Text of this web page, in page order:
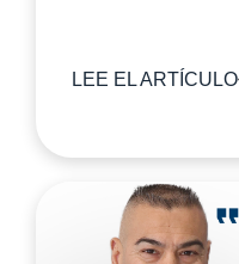
LEE EL ARTÍCULO